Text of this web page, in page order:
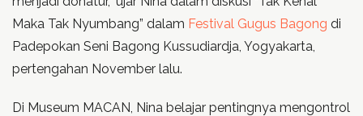
Maka Tak Nyumbang” dalam Festival Gugus Bagong di
Padepokan Seni Bagong Kussudiardja, Yogyakarta,
pertengahan November lalu.
Di Museum MACAN, Nina belajar pentingnya mengontrol